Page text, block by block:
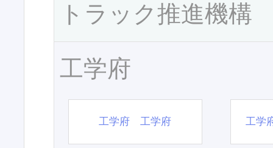
トラック推進機構
工学府
工学府 工学府 工学